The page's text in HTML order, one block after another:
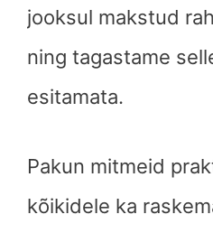
jooksul makstud
ning tagastame
esitamata.
Pakun mitmeid
kõikidele ka